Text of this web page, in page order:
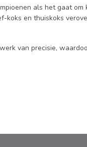
als het gaat om
koks en thuiskoks
van precisie,